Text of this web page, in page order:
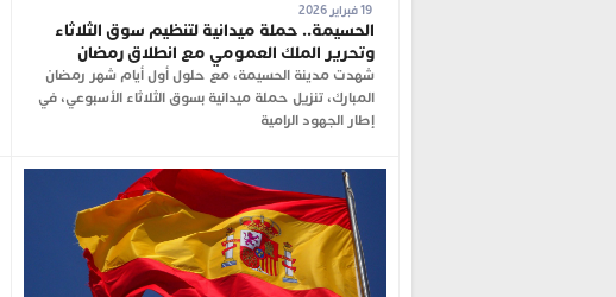
الحسيمة.. حملة ميدانية لتنظيم سوق الثلاثاء
وتحرير الملك العمومي مع انطلاق رمضان
شهدت مدينة الحسيمة، مع حلول أول أيام شهر رمضان
المبارك، تنزيل حملة ميدانية بسوق الثلاثاء الأسبوعي، في
إطار الجهود الرامية